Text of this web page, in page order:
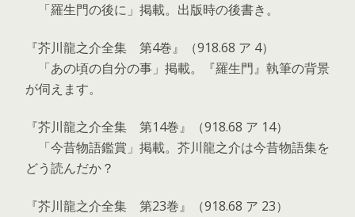
「羅生門の後に」掲載。出版時の後書き。
『芥川龍之介全集 第4巻』（918.68 ア 4）
「あの頃の自分の事」掲載。『羅生門』執筆の背景
が伺えます。
『芥川龍之介全集 第14巻』（918.68 ア 14）
「今昔物語鑑賞」掲載。芥川龍之介は今昔物語集を
どう読んだか？
『芥川龍之介全集 第23巻』（918.68 ア 23）